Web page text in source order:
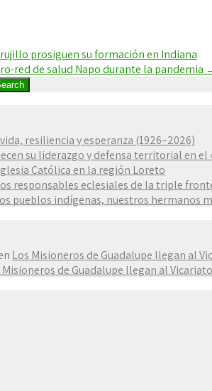
prosiguen su formación en Indiana
red de salud Napo durante la pandemia
resiliencia y esperanza (1926–2026)
su liderazgo y defensa territorial en el
Católica en la región Loreto
responsables eclesiales de la triple
pueblos indígenas, nuestros hermanos
Los Misioneros de Guadalupe llegan al
Misioneros de Guadalupe llegan al Vicariato